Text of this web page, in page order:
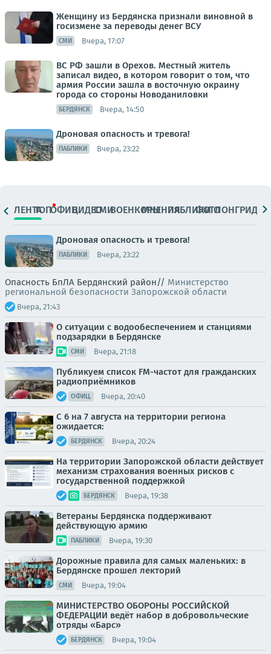
Женщину из Бердянска признали виновной в
госизмене за переводы денег ВСУ
СМИ Вчера, 17:07
ВС РФ зашли в Орехов. Местный житель
записал видео, в котором говорит о том, что
армия России зашла в восточную окраину
города со стороны Новоданиловки
БЕРДЯНСК Вчера, 14:50
Дроновая опасность и тревога!
ПАБЛИКИ Вчера, 23:22
ЛЕНТАТОПОФИЦ.ВИДЕОСМИВОЕНКОРЫМНЕНИЯПАБЛИКИ
ФОТОЛОНГРИДЫ
Дроновая опасность и тревога!
ПАБЛИКИ Вчера, 23:22
Опасность БпЛА Бердянский район// Министерство
региональной безопасности Запорожской области
Вчера, 21:43
О ситуации с водообеспечением и станциями
подзарядки в Бердянске
СМИ Вчера, 21:18
Публикуем список FM-частот для гражданских
радиоприёмников
ОФИЦ. Вчера, 20:40
С 6 на 7 августа на территории региона
ожидается:
БЕРДЯНСК Вчера, 20:24
На территории Запорожской области действует
механизм страхования военных рисков с
государственной поддержкой
БЕРДЯНСК Вчера, 19:38
Ветераны Бердянска поддерживают
действующую армию
ПАБЛИКИ Вчера, 19:30
Дорожные правила для самых маленьких: в
Бердянске прошел лекторий
СМИ Вчера, 19:04
МИНИСТЕРСТВО ОБОРОНЫ РОССИЙСКОЙ
ФЕДЕРАЦИИ ведёт набор в добровольческие
отряды «Барс»
БЕРДЯНСК Вчера, 19:04